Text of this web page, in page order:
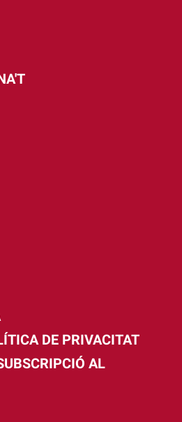
DE PRIVACITAT
AL